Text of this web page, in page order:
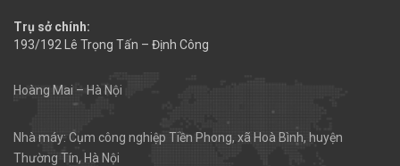
Trụ sở chính:
193/192 Lê Trọng Tấn – Định Công
Hoàng Mai – Hà Nội
Nhà máy: Cụm công nghiệp Tiền Phong, xã Hoà Bình, huyện
Thường Tín, Hà Nội